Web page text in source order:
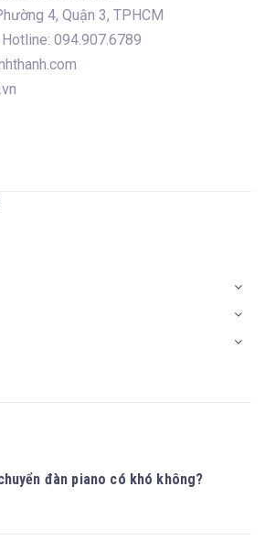
4, Quận 3, TPHCM
094.907.6789
đàn piano có khó không?